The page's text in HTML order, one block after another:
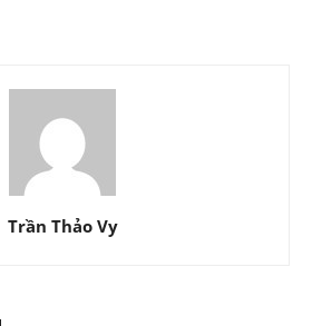
Trần Thảo Vy